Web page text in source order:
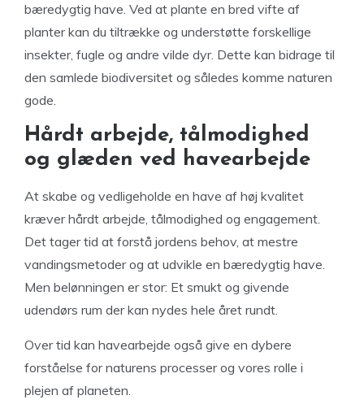
bæredygtig have. Ved at plante en bred vifte af
planter kan du tiltrække og understøtte forskellige
insekter, fugle og andre vilde dyr. Dette kan bidrage til
den samlede biodiversitet og således komme naturen
gode.
Hårdt arbejde, tålmodighed
og glæden ved havearbejde
At skabe og vedligeholde en have af høj kvalitet
kræver hårdt arbejde, tålmodighed og engagement.
Det tager tid at forstå jordens behov, at mestre
vandingsmetoder og at udvikle en bæredygtig have.
Men belønningen er stor: Et smukt og givende
udendørs rum der kan nydes hele året rundt.
Over tid kan havearbejde også give en dybere
forståelse for naturens processer og vores rolle i
plejen af planeten.